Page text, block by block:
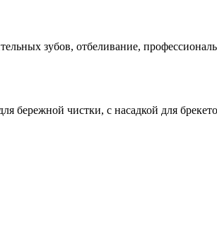
зубов, отбеливание,
бережной чистки, с насадкой для